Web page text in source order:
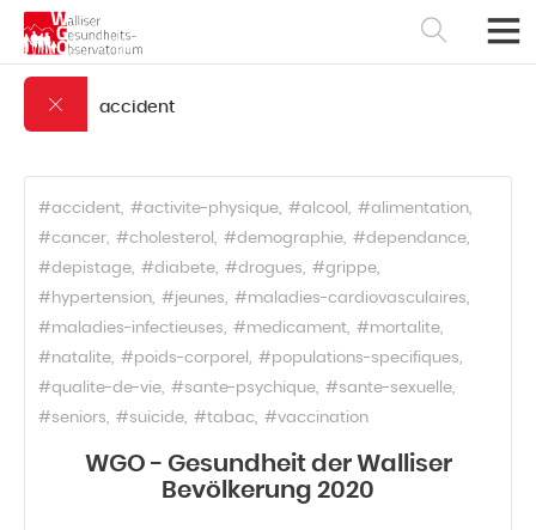
Français
accident
#accident #activite-physique #alcool
#alimentation
#cancer
#cholesterol #demographie
#dependance
#depistage
#diabete #drogues
#grippe
#hypertension
#jeunes
#maladies-cardiovasculaires
#maladies-infectieuses
#medicament
#mortalite
#natalite
#poids-corporel
#populations-specifiques
#qualite-de-vie
#sante-psychique
#sante-sexuelle
#seniors
#suicide #tabac #vaccination
WGO - Gesundheit der Walliser
Bevölkerung 2020